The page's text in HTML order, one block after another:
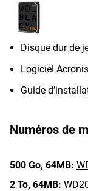
Disque dur de
Logiciel
Guide
Numéros de
500 Go, 64MB:
2 To, 64MB: